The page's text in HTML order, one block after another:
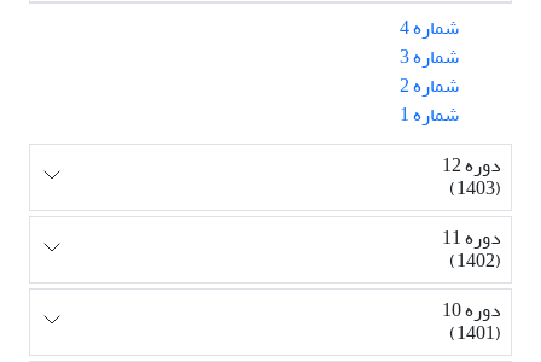
شماره 4
شماره 3
شماره 2
شماره 1
دوره 12
(1403)
دوره 11
(1402)
دوره 10
(1401)